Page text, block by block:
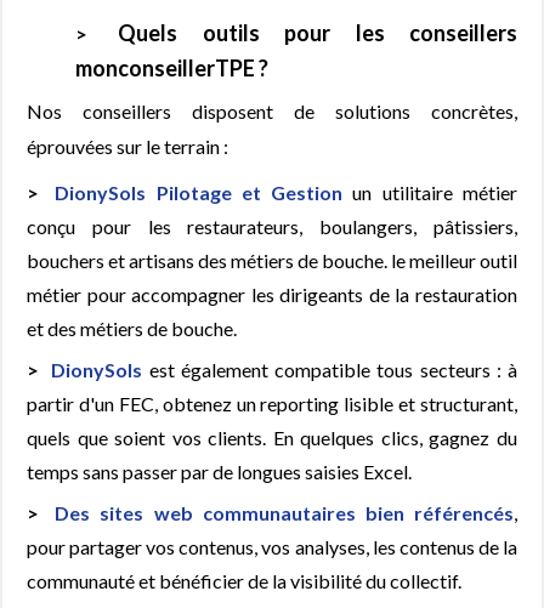
Quels outils pour les conseillers
monconseillerTPE ?
Nos conseillers disposent de solutions concrètes,
éprouvées sur le terrain :
DionySols Pilotage et Gestion un utilitaire métier
conçu pour les restaurateurs, boulangers, pâtissiers,
bouchers et artisans des métiers de bouche. le meilleur outil
métier pour accompagner les dirigeants de la restauration
et des métiers de bouche.
DionySols est également compatible tous secteurs : à
partir d'un FEC, obtenez un reporting lisible et structurant,
quels que soient vos clients. En quelques clics, gagnez du
temps sans passer par de longues saisies Excel.
Des sites web communautaires bien référencés
pour partager vos contenus, vos analyses, les contenus de la
communauté et bénéficier de la visibilité du collectif.